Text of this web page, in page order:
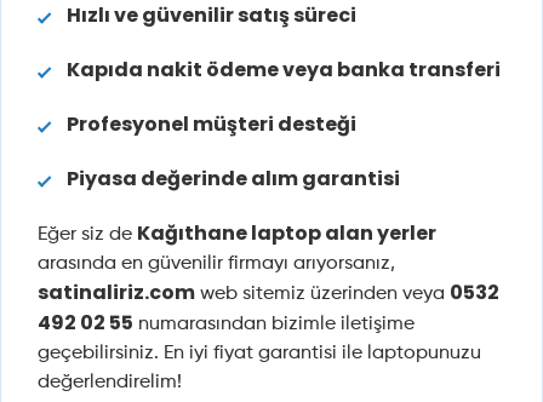
Hızlı ve güvenilir satış süreci
Kapıda nakit ödeme veya banka transferi
Profesyonel müşteri desteği
Piyasa değerinde alım garantisi
Eğer siz de Kağıthane laptop alan yerler
arasında en güvenilir firmayı arıyorsanız,
satinaliriz.com web sitemiz üzerinden veya 0532
492 02 55 numarasından bizimle iletişime
geçebilirsiniz. En iyi fiyat garantisi ile laptopunuzu
değerlendirelim!